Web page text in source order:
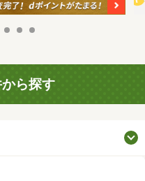
ら探す